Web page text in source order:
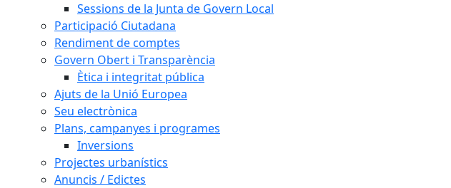
Sessions de la Junta de Govern Local
Participació Ciutadana
Rendiment de comptes
Govern Obert i Transparència
Ètica i integritat pública
Ajuts de la Unió Europea
Seu electrònica
Plans, campanyes i programes
Inversions
Projectes urbanístics
Anuncis / Edictes